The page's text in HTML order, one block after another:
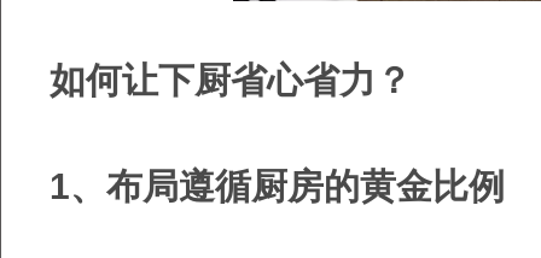
如何让下厨省心省力？
1、布局遵循厨房的黄金比例